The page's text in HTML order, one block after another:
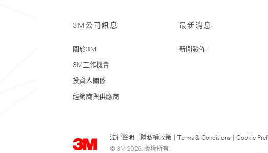
3M公司訊息
關於3M
3M工作機會
投資人關係
經銷商與供應商
最新消息
新聞發佈
法律聲明 隱私權政策 Terms & Conditions
Cookie
© 3M 2026. 版權所有.